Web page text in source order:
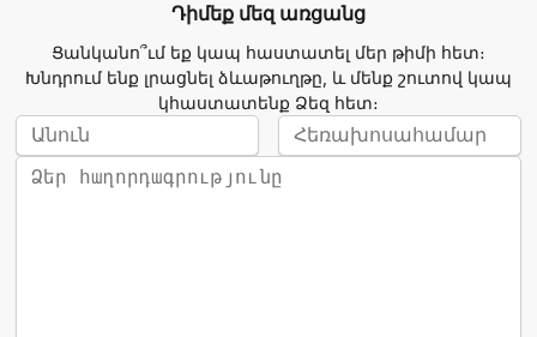
Դիմեք մեզ առցանց
Ցանկանո՞ւմ եք կապ հաստատել մեր թիմի հետ։
Խնդրում ենք լրացնել ձևաթուղթը, և մենք շուտով կապ
կհաստատենք Ձեզ հետ։